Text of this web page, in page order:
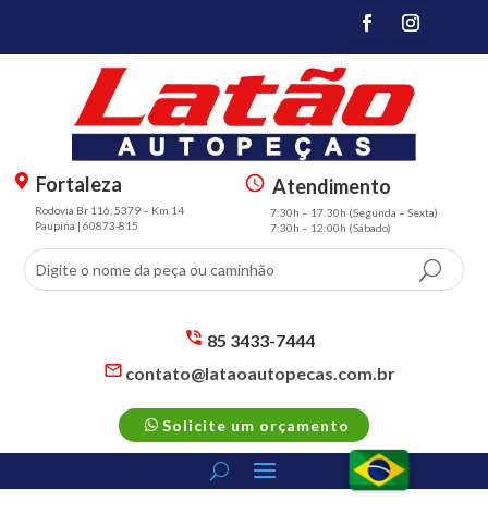
m
ar
Fortaleza
Rodovia Br 116, 5379 – Km 14
Paupina | 60873-815
t
3
sc
e
ul
e
ic
o
n
Atendimento
7:30h – 17:30h (Segunda – Sexta)
7:30h – 12:00h (Sábado)
m
p
h
o
e
85 3433-7444
m
t2
m
o
contato@lataoautopecas.com.br
Solicite um orçamento